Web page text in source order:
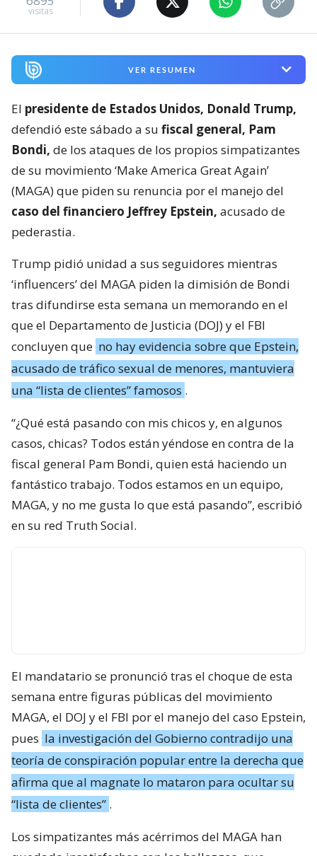
visitas
VER RESUMEN
El presidente de Estados Unidos, Donald Trump,
defendió este sábado a su fiscal general, Pam
Bondi, de los ataques de los propios simpatizantes
de su movimiento ‘Make America Great Again’
(MAGA) que piden su renuncia por el manejo del
caso del financiero Jeffrey Epstein, acusado de
pederastia.
Trump pidió unidad a sus seguidores mientras
‘influencers’ del MAGA piden la dimisión de Bondi
tras difundirse esta semana un memorando en el
que el Departamento de Justicia (DOJ) y el FBI
concluyen que no hay evidencia sobre que Epstein,
acusado de tráfico sexual de menores, mantuviera
una “lista de clientes” famosos .
“¿Qué está pasando con mis chicos y, en algunos
casos, chicas? Todos están yéndose en contra de la
fiscal general Pam Bondi, quien está haciendo un
fantástico trabajo. Todos estamos en un equipo,
MAGA, y no me gusta lo que está pasando”, escribió
en su red Truth Social.
El mandatario se pronunció tras el choque de esta
semana entre figuras públicas del movimiento
MAGA, el DOJ y el FBI por el manejo del caso Epstein,
pues la investigación del Gobierno contradijo una
teoría de conspiración popular entre la derecha que
afirma que al magnate lo mataron para ocultar su
“lista de clientes” .
Los simpatizantes más acérrimos del MAGA han